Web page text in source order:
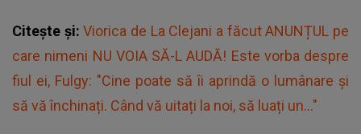
Citește și:Viorica de La Clejani a făcut ANUNȚUL pe
care nimeni NU VOIA SĂ-L AUDĂ! Este vorba despre
fiul ei, Fulgy: "Cine poate să îi aprindă o lumânare și
să vă închinați. Când vă uitați la noi, să luați un..."